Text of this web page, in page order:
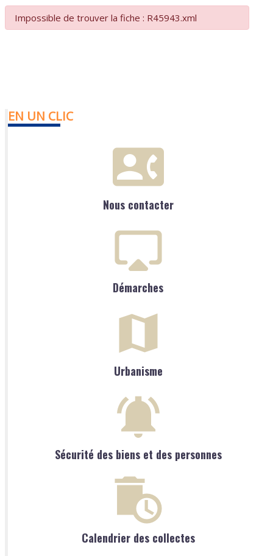
Impossible de trouver la fiche : R45943.xml
EN UN CLIC
Nous contacter
Démarches
Urbanisme
Sécurité des biens et des personnes
Calendrier des collectes